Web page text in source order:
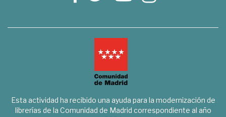
Esta actividad ha recibido una ayuda para la modernización de
librerías de la Comunidad de Madrid correspondiente al año